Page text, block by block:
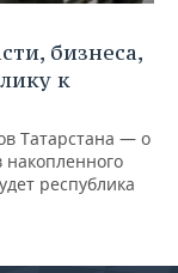
бизнеса,
к
Татарстана — о
накопленного
республика